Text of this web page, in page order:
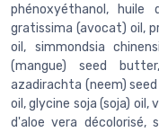
phénoxyéthanol, huile
gratissima (avocat) oil,
oil, simmondsia
(mangue) seed
azadirachta (neem)
oil, glycine soja (soja) oil,
d'aloe vera décolorisé,